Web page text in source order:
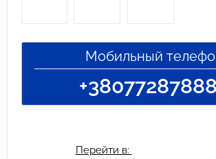
Мобильный
Перейти в: